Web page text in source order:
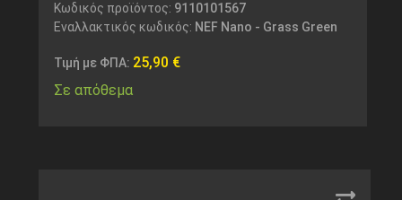
Κωδικός προϊόντος: 9110101567
Εναλλακτικός κωδικός: NEF Nano - Grass Green
Τιμή με ΦΠΑ: 25,90 €
Σε απόθεμα